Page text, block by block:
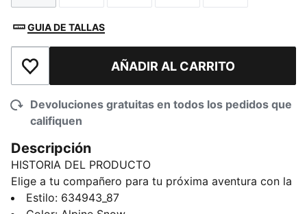
GUIA DE TALLAS
Añadir a la lista de deseosAÑADIR AL CARRITO
Devoluciones gratuitas en todos los pedidos que
califiquen
Descripción
HISTORIA DEL PRODUCTO
Elige a tu compañero para tu próxima aventura con la
nueva colección PUMA x POKÉMON. Todo el poder
Estilo: 634943_87